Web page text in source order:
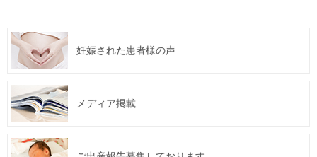
妊娠された患者様の声
メディア掲載